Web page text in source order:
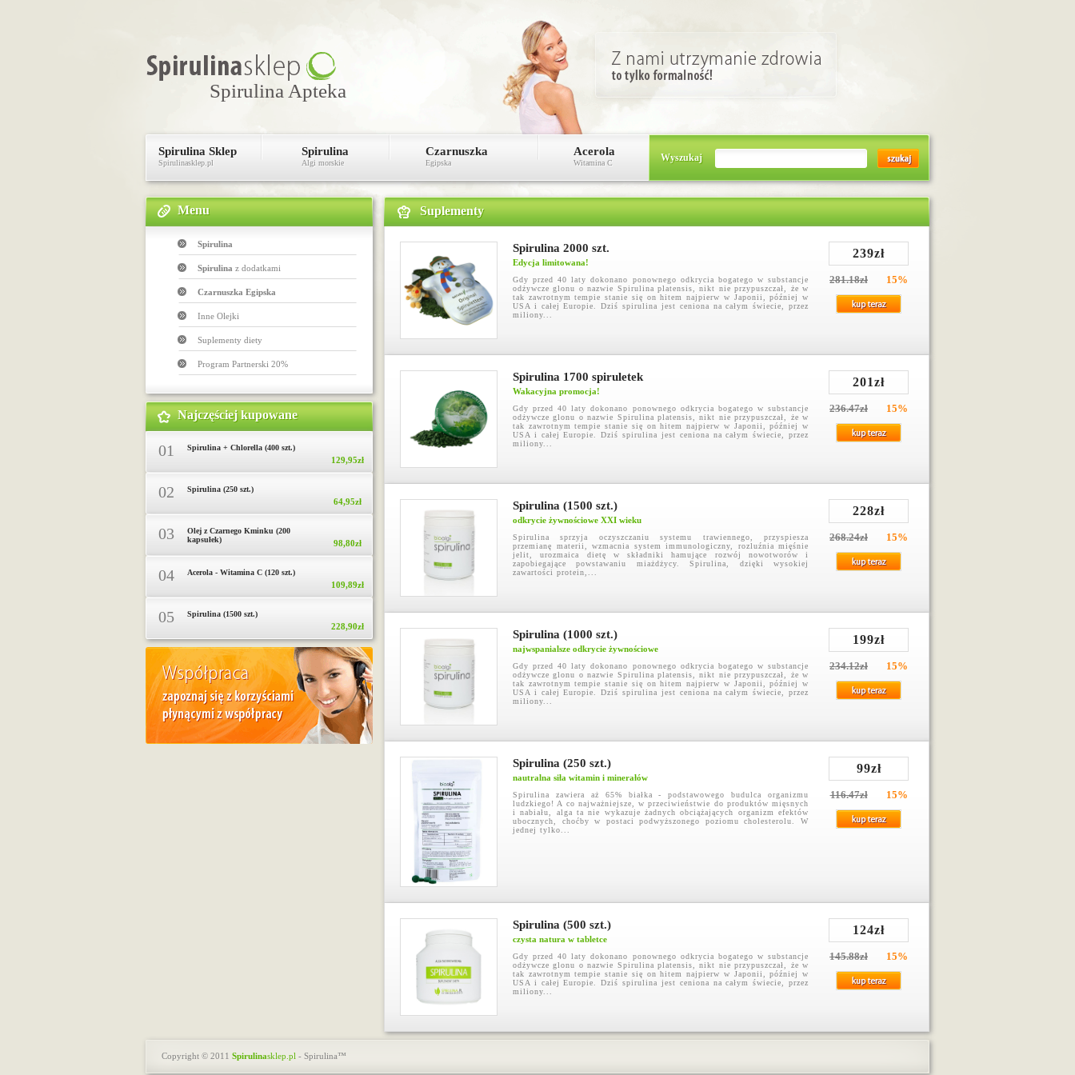
Spirulina Apteka
Spirulina Sklep
Spirulinasklep.pl
Spirulina
Algi morskie
Czarnuszka
Egipska
Acerola
Witamina C Wyszukaj
Menu
Spirulina
Spirulina z dodatkami
Czarnuszka Egipska
Inne Olejki
Suplementy diety
Program Partnerski 20%
Najczęściej kupowane
01 Spirulina + Chlorella (400 szt.)
129,95zł
02 Spirulina (250 szt.)
64,95zł
03
Olej z Czarnego Kminku (200
kapsułek)
98,80zł
04 Acerola - Witamina C (120 szt.)
109,89zł
05 Spirulina (1500 szt.)
228,90zł
Suplementy
239zł
281.18zł 15%
Spirulina 2000 szt.
Edycja limitowana!
Gdy przed 40 laty dokonano ponownego odkrycia bogatego w substancje
odżywcze glonu o nazwie Spirulina platensis, nikt nie przypuszczał, że w
tak zawrotnym tempie stanie się on hitem najpierw w Japonii, później w
USA i całej Europie. Dziś spirulina jest ceniona na całym świecie, przez
miliony...
201zł
236.47zł 15%
Spirulina 1700 spiruletek
Wakacyjna promocja!
Gdy przed 40 laty dokonano ponownego odkrycia bogatego w substancje
odżywcze glonu o nazwie Spirulina platensis, nikt nie przypuszczał, że w
tak zawrotnym tempie stanie się on hitem najpierw w Japonii, później w
USA i całej Europie. Dziś spirulina jest ceniona na całym świecie, przez
miliony...
228zł
268.24zł 15%
Spirulina (1500 szt.)
odkrycie żywnościowe XXI wieku
Spirulina sprzyja oczyszczaniu systemu trawiennego, przyspiesza
przemianę materii, wzmacnia system immunologiczny, rozluźnia mięśnie
jelit, urozmaica dietę w składniki hamujące rozwój nowotworów i
zapobiegające powstawaniu miażdżycy. Spirulina, dzięki wysokiej
zawartości protein,...
199zł
234.12zł 15%
Spirulina (1000 szt.)
najwspanialsze odkrycie żywnościowe
Gdy przed 40 laty dokonano ponownego odkrycia bogatego w substancje
odżywcze glonu o nazwie Spirulina platensis, nikt nie przypuszczał, że w
tak zawrotnym tempie stanie się on hitem najpierw w Japonii, później w
USA i całej Europie. Dziś spirulina jest ceniona na całym świecie, przez
miliony...
99zł
116.47zł 15%
Spirulina (250 szt.)
nautralna siła witamin i minerałów
Spirulina zawiera aż 65% białka - podstawowego budulca organizmu
ludzkiego! A co najważniejsze, w przeciwieństwie do produktów mięsnych
i nabiału, alga ta nie wykazuje żadnych obciążających organizm efektów
ubocznych, choćby w postaci podwyższonego poziomu cholesterolu. W
jednej tylko...
124zł
145.88zł 15%
Spirulina (500 szt.)
czysta natura w tabletce
Gdy przed 40 laty dokonano ponownego odkrycia bogatego w substancje
odżywcze glonu o nazwie Spirulina platensis, nikt nie przypuszczał, że w
tak zawrotnym tempie stanie się on hitem najpierw w Japonii, później w
USA i całej Europie. Dziś spirulina jest ceniona na całym świecie, przez
miliony...
Copyright © 2011 Spirulinasklep.pl - Spirulina™